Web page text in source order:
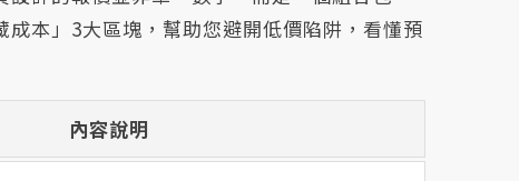
本」3大區塊，幫助您避開低價陷阱，看懂預
內容說明